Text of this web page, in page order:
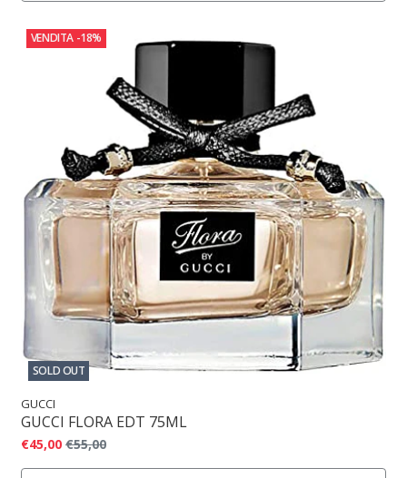
VENDITA -18%
SOLD OUT
GUCCI
GUCCI FLORA EDT 75ML
€45,00 €55,00